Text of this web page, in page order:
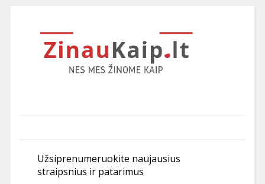
Užsiprenumeruokite naujausius
straipsnius ir patarimus